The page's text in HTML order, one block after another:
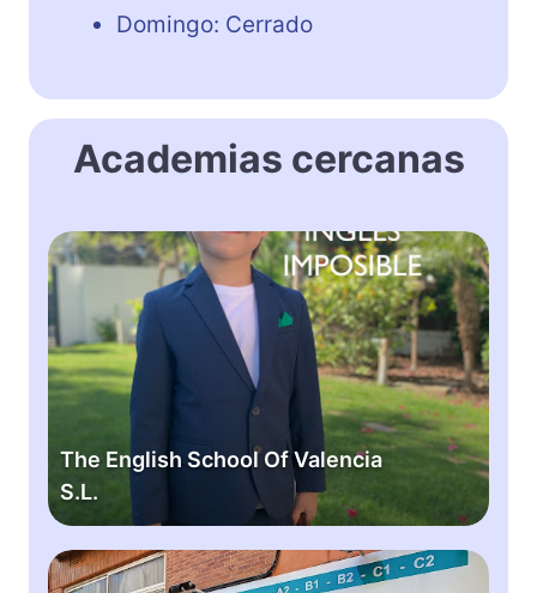
Domingo: Cerrado
Academias cercanas
The English School Of Valencia
S.L.
T
h
e
E
n
g
h
c
B